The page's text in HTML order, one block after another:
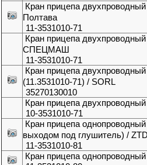
Кран прицепа
Полтава
11-3531010-71
Кран прицепа
СПЕЦМАШ
11-3531010-71
Кран прицепа двухпроводный
(11.3531010-71) / SORL
35270130010
Кран прицепа
10-3531010-71
Кран прицепа однопроводный
выходом под глушитель) / ZTD
11-3531010-81
Кран прицепа